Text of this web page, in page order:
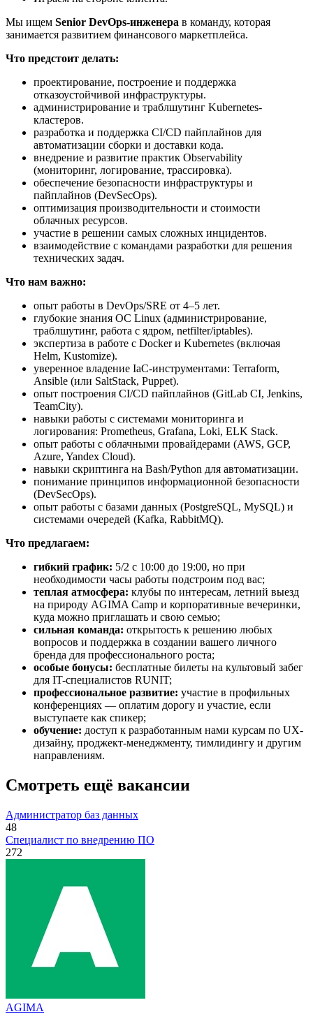
Мы ищем Senior DevOps-инженера в команду, которая
занимается развитием финансового маркетплейса.
Что предстоит делать:
проектирование, построение и поддержка
отказоустойчивой инфраструктуры.
администрирование и траблшутинг Kubernetes-
кластеров.
разработка и поддержка CI/CD пайплайнов для
автоматизации сборки и доставки кода.
внедрение и развитие практик Observability
(мониторинг, логирование, трассировка).
обеспечение безопасности инфраструктуры и
пайплайнов (DevSecOps).
оптимизация производительности и стоимости
облачных ресурсов.
участие в решении самых сложных инцидентов.
взаимодействие с командами разработки для решения
технических задач.
Что нам важно:
опыт работы в DevOps/SRE от 4–5 лет.
глубокие знания ОС Linux (администрирование,
траблшутинг, работа с ядром, netfilter/iptables).
экспертиза в работе с Docker и Kubernetes (включая
Helm, Kustomize).
уверенное владение IaC-инструментами: Terraform,
Ansible (или SaltStack, Puppet).
опыт построения CI/CD пайплайнов (GitLab CI, Jenkins,
TeamCity).
навыки работы с системами мониторинга и
логирования: Prometheus, Grafana, Loki, ELK Stack.
опыт работы с облачными провайдерами (AWS, GCP,
Azure, Yandex Cloud).
навыки скриптинга на Bash/Python для автоматизации.
понимание принципов информационной безопасности
(DevSecOps).
опыт работы с базами данных (PostgreSQL, MySQL) и
системами очередей (Kafka, RabbitMQ).
Что предлагаем:
гибкий график: 5/2 с 10:00 до 19:00, но при
необходимости часы работы подстроим под вас;
теплая атмосфера: клубы по интересам, летний выезд
на природу AGIMA Camp и корпоративные вечеринки,
куда можно приглашать и свою семью;
сильная команда: открытость к решению любых
вопросов и поддержка в создании вашего личного
бренда для профессионального роста;
особые бонусы: бесплатные билеты на культовый забег
для IT-специалистов RUNIT;
профессиональное развитие: участие в профильных
конференциях — оплатим дорогу и участие, если
выступаете как спикер;
обучение: доступ к разработанным нами курсам по UX-
дизайну, проджект-менеджменту, тимлидингу и другим
направлениям.
Смотреть ещё вакансии
Администратор баз данных
48
Специалист по внедрению ПО
272
AGIMA